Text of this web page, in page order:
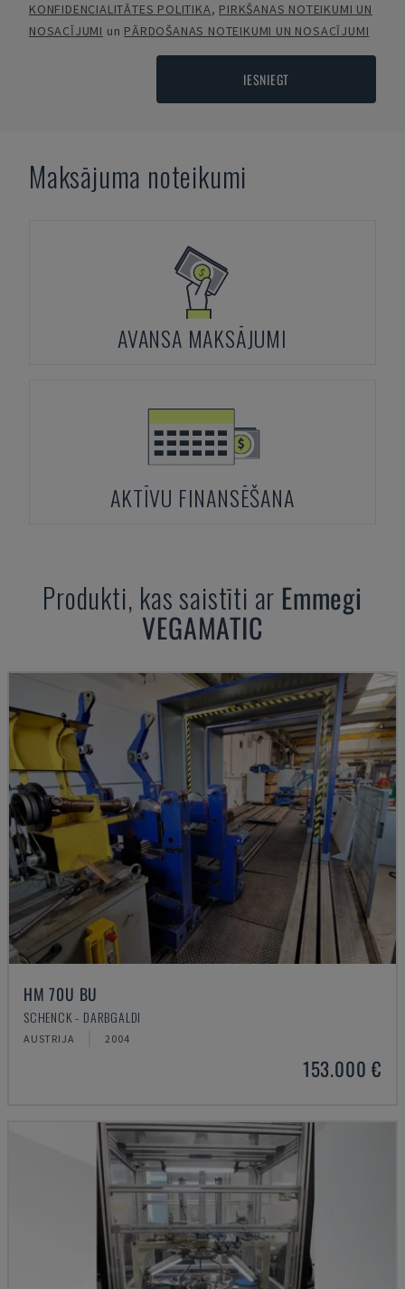
KONFIDENCIALITĀTES POLITIKA, PIRKŠANAS NOTEIKUMI UN
NOSACĪJUMI un PĀRDOŠANAS NOTEIKUMI UN NOSACĪJUMI
IESNIEGT
Maksājuma noteikumi
AVANSA MAKSĀJUMI
AKTĪVU FINANSĒŠANA
Produkti, kas saistīti ar Emmegi
VEGAMATIC
HM 70U BU
SCHENCK - DARBGALDI
AUSTRIJA 2004
153.000 €